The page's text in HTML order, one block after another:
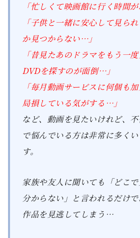
「忙しくて映画館に行く時間
「子供と一緒に安心して見ら
か見つからない…」
「昔見たあのドラマをもう一度
DVDを探すのが面倒…」
「毎月動画サービスに何個も
局損している気がする…」
など、動画を見たいけれど、
で悩んでいる方は非常に多く
す。
家族や友人に聞いても「どこ
分からない」と言われるだけ
作品を見逃してしまう…